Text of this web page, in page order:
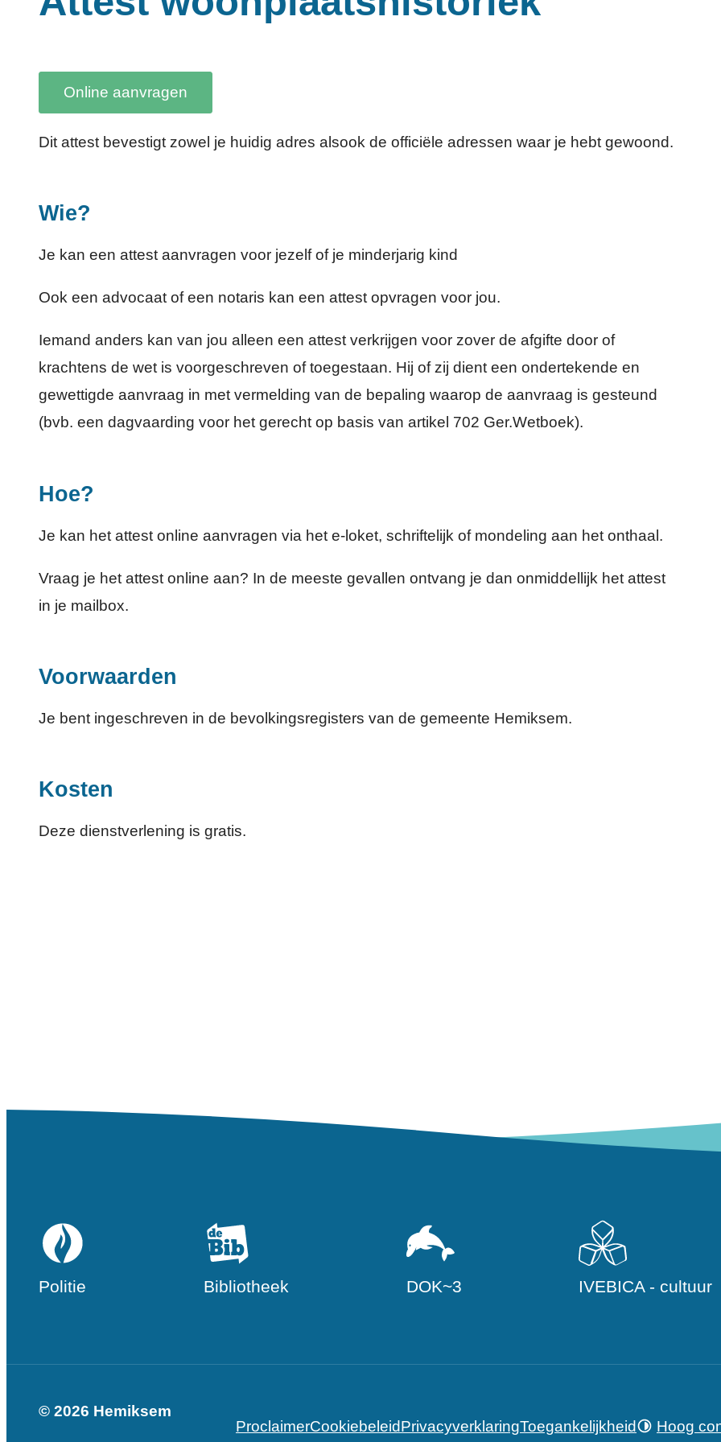
Online aanvragen
Dit attest bevestigt zowel je huidig adres alsook de officiële adressen waar je hebt gewoond.
Wie?
Je kan een attest aanvragen voor jezelf of je minderjarig kind
Ook een advocaat of een notaris kan een attest opvragen voor jou.
Iemand anders kan van jou alleen een attest verkrijgen voor zover de afgifte door of
krachtens de wet is voorgeschreven of toegestaan. Hij of zij dient een ondertekende en
gewettigde aanvraag in met vermelding van de bepaling waarop de aanvraag is gesteund
(bvb. een dagvaarding voor het gerecht op basis van artikel 702 Ger.Wetboek).
Hoe?
Je kan het attest online aanvragen via het e-loket, schriftelijk of mondeling aan het onthaal.
Vraag je het attest online aan? In de meeste gevallen ontvang je dan onmiddellijk het attest
in je mailbox.
Voorwaarden
Je bent ingeschreven in de bevolkingsregisters van de gemeente Hemiksem.
Kosten
Deze dienstverlening is gratis.
Politie Bibliotheek DOK~3 IVEBICA - cultuur
© 2026 Hemiksem
ProclaimerCookiebeleidPrivacyverklaringToegankelijkheid Hoog